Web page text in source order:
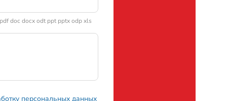
персональных данных